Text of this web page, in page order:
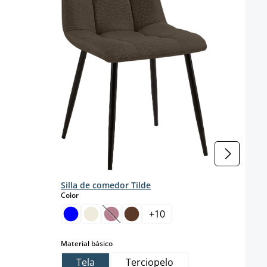
Silla de comedor Tilde
Colorselect
(Esta opción no está disponible en
+10
Material básicoselect
Tela
Terciopelo